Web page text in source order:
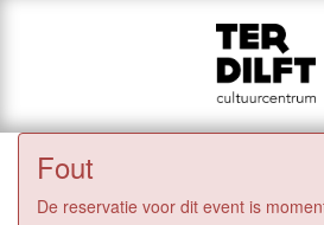
Fout
De reservatie voor dit event is